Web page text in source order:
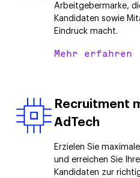
Arbeitgebermarke,
Kandidaten sowie
Eindruck macht.
Mehr erfahren
Recruitment
AdTech
Erzielen Sie
und erreichen Sie
Kandidaten zur